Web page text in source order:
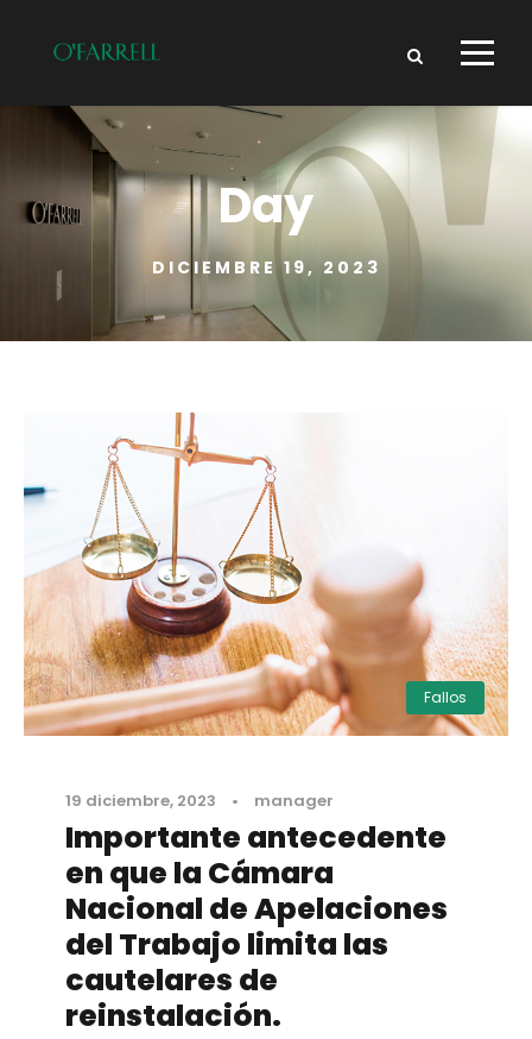
Day
DICIEMBRE 19, 2023
Fallos
19 diciembre, 2023 • manager
Importante antecedente
en que la Cámara
Nacional de Apelaciones
del Trabajo limita las
cautelares de
reinstalación.